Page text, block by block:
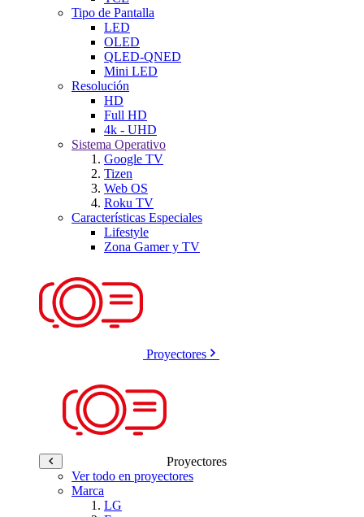
Tipo de Pantalla
LED
OLED
QLED-QNED
Mini LED
Resolución
HD
Full HD
4k - UHD
Sistema Operativo
Google TV
Tizen
Web OS
Roku TV
Características Especiales
Lifestyle
Zona Gamer y TV
Proyectores
Proyectores
Ver todo en proyectores
Marca
LG